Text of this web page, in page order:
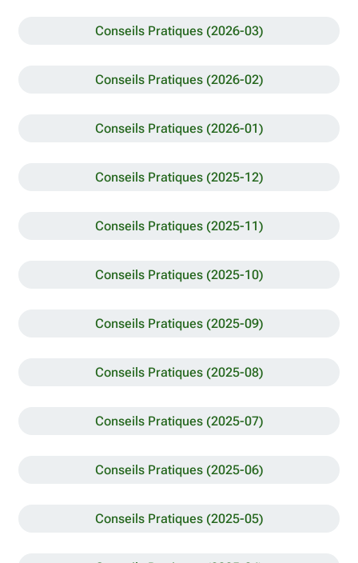
Conseils Pratiques (2026-03)
Conseils Pratiques (2026-02)
Conseils Pratiques (2026-01)
Conseils Pratiques (2025-12)
Conseils Pratiques (2025-11)
Conseils Pratiques (2025-10)
Conseils Pratiques (2025-09)
Conseils Pratiques (2025-08)
Conseils Pratiques (2025-07)
Conseils Pratiques (2025-06)
Conseils Pratiques (2025-05)